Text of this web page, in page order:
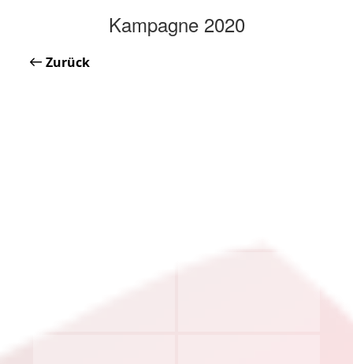
Kampagne 2020
Zurück